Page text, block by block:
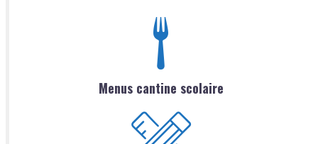
Menus cantine scolaire